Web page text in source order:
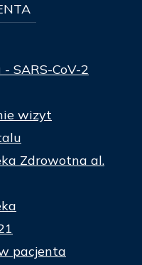
SARS-CoV-2
wizyt
Zdrowotna al.
pacjenta